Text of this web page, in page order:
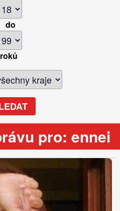
do
roků
pro: ennei